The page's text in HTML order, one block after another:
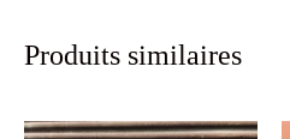
Produits similaires